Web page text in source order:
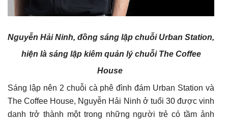
Nguyễn Hải Ninh, đồng sáng lập chuỗi Urban Station,
hiện là sáng lập kiêm quản lý chuỗi The Coffee
House
Sáng lập nên 2 chuỗi cà phê đình đám Urban Station và
The Coffee House, Nguyễn Hải Ninh ở tuổi 30 được vinh
danh trở thành một trong những người trẻ có tầm ảnh